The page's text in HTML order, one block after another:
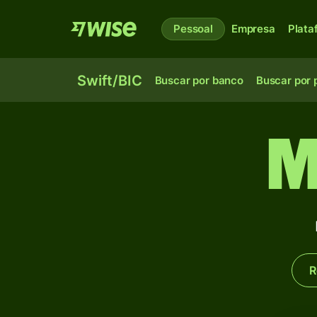
Pessoal Empresa
Swift/BIC Buscar por banco Buscar por